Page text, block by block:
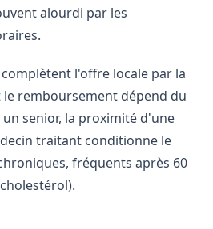
alourdi par les
l'offre locale par la
remboursement dépend du
senior, la proximité d'une
traitant conditionne le
fréquents après 60